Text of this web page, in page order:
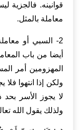
قوانينه. فالجزية
معاملة بالمثل.
2- السبي أو
أيضا من باب
المهزومين أمر
ولكن إذا انتهوا
لا يجوز الأسر
ولذلك يقول الله